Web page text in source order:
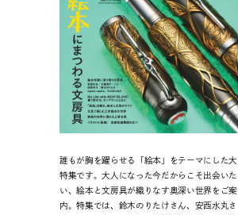
誰もが胸を躍らせる「絵本」をテーマにした大
特集です。大人になった今だからこそ出会いた
い、絵本と文房具が織りなす奥深い世界をご案
内。特集では、鈴木のりたけさん、安西水丸さ